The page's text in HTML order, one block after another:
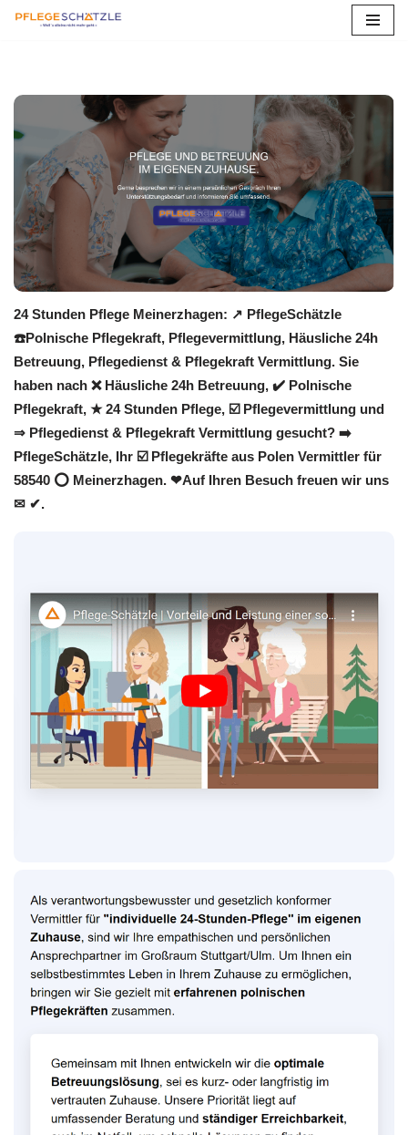
springen
24 Stunden Pflege Meinerzhagen: ↗️ PflegeSchätzle
☎️Polnische Pflegekraft, Pflegevermittlung, Häusliche 24h
Betreuung, Pflegedienst & Pflegekraft Vermittlung. Sie
haben nach ❌ Häusliche 24h Betreuung, ✔️ Polnische
Pflegekraft, ★ 24 Stunden Pflege, ☑️ Pflegevermittlung und
⇒ Pflegedienst & Pflegekraft Vermittlung gesucht? ➡️
PflegeSchätzle, Ihr ☑️ Pflegekräfte aus Polen Vermittler für
58540 ⭕ Meinerzhagen. ❤Auf Ihren Besuch freuen wir uns
✉ ✔.